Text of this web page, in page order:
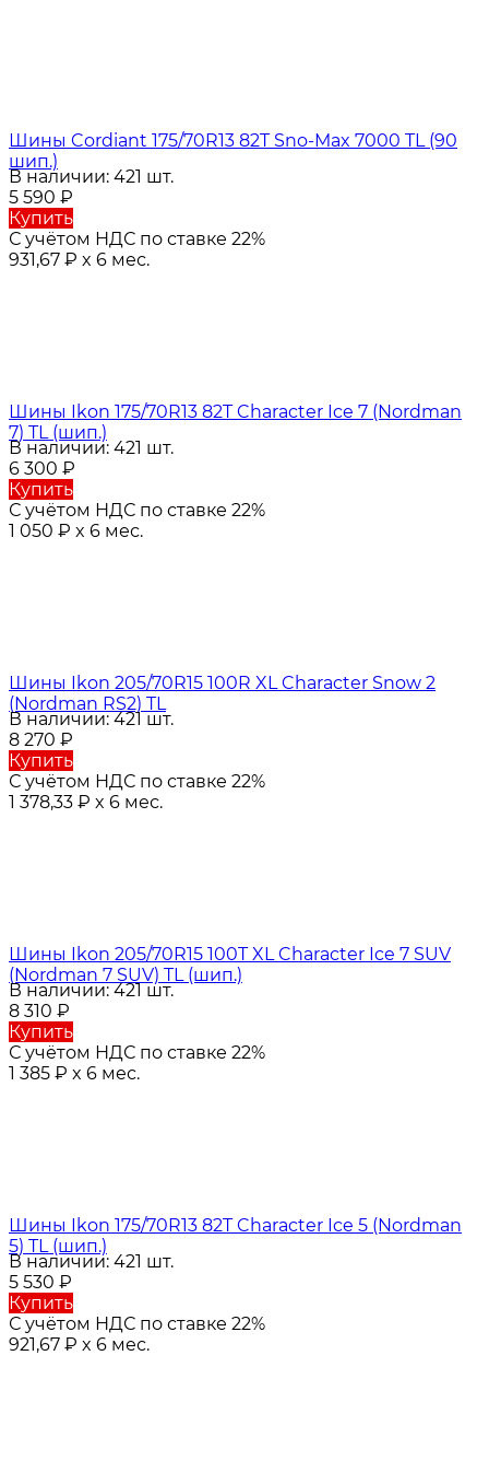
Шины Cordiant 175/70R13 82T Sno-Max 7000 TL (90
шип.)
В наличии: 421 шт.
5 590 ₽
Купить
С учётом НДС по ставке 22%
931,67 ₽ x 6 мес.
Шины Ikon 175/70R13 82T Character Ice 7 (Nordman
7) TL (шип.)
В наличии: 421 шт.
6 300 ₽
Купить
С учётом НДС по ставке 22%
1 050 ₽ x 6 мес.
Шины Ikon 205/70R15 100R XL Character Snow 2
(Nordman RS2) TL
В наличии: 421 шт.
8 270 ₽
Купить
С учётом НДС по ставке 22%
1 378,33 ₽ x 6 мес.
Шины Ikon 205/70R15 100T XL Character Ice 7 SUV
(Nordman 7 SUV) TL (шип.)
В наличии: 421 шт.
8 310 ₽
Купить
С учётом НДС по ставке 22%
1 385 ₽ x 6 мес.
Шины Ikon 175/70R13 82T Character Ice 5 (Nordman
5) TL (шип.)
В наличии: 421 шт.
5 530 ₽
Купить
С учётом НДС по ставке 22%
921,67 ₽ x 6 мес.